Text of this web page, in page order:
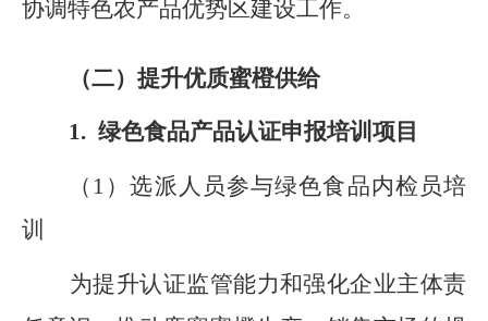
协调特色农产品优势区建设工作。
（二）提升优质蜜橙供给
1. 绿色食品产品认证申报培训项目
（ 1 ）选派人员参与绿色食品内检员培
训
为提升认证监管能力和强化企业主体责